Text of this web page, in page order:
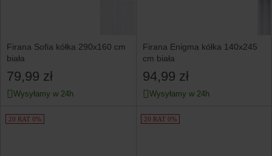
Firana Sofia kółka 290x160 cm
biała
79,99 zł
Wysyłamy w 24h
Firana Enigma kółka 140x245
cm biała
94,99 zł
Wysyłamy w 24h
20 RAT 0% 20 RAT 0%